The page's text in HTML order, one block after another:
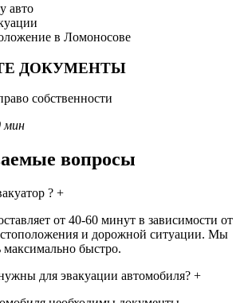
авто
в Ломоносове
ДОКУМЕНТЫ
собственности
вопросы
? +
от 40-60 минут в зависимости от
и дорожной ситуации. Мы
максимально быстро.
для эвакуации автомобиля? +